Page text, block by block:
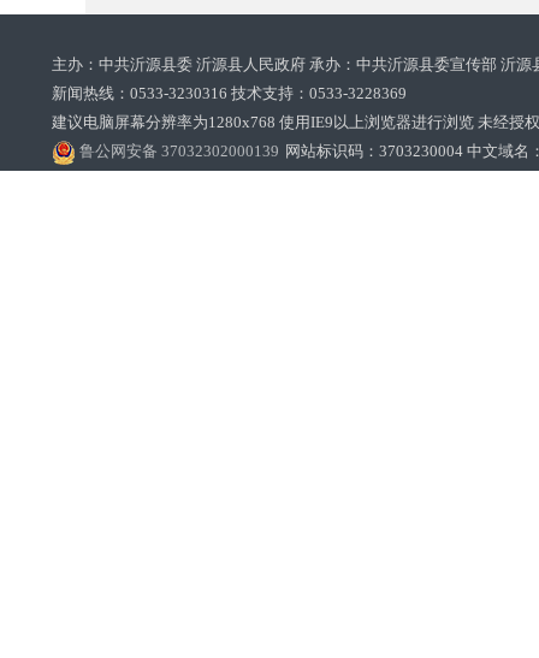
主办：中共沂源县委 沂源县人民政府 承办：中共沂源县委宣传部 沂
新闻热线：0533-3230316 技术支持：0533-3228369‌‌
建议电脑屏幕分辨率为1280x768 使用IE9以上浏览器进行浏览 未经授
鲁公网安备 37032302000139 网站标识码：3703230004 中文域名